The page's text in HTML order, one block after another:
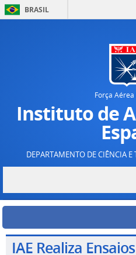
BRASIL
Força
Instituto de
DEPARTAMENTO DE CIÊNCIA
IAE Realiza